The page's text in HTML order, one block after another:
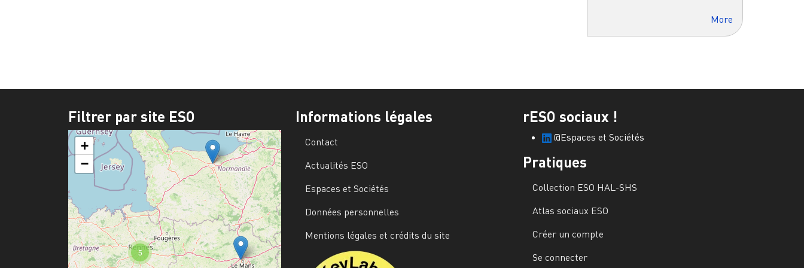
More
Filtrer par site ESO
5
+
−
Informations légales
Contact
Actualités ESO
Espaces et Sociétés
Données personnelles
Mentions légales et crédits du site
rESO sociaux !
@Espaces et Sociétés
Pratiques
Collection ESO HAL-SHS
Atlas sociaux ESO
Créer un compte
Se connecter